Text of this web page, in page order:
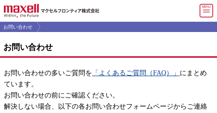
マ
マクセルフロンティア トップ
会社情報
製品・サービス
よくあるご質問(FAQ)
お問い合わせ
お問い合わせ
お問い合わせの多いご質問を 「よくあるご質問（FAQ）」 にまとめ
ています。
お問い合わせの前にご確認ください。
解決しない場合、以下の各お問い合わせフォームページからご連絡